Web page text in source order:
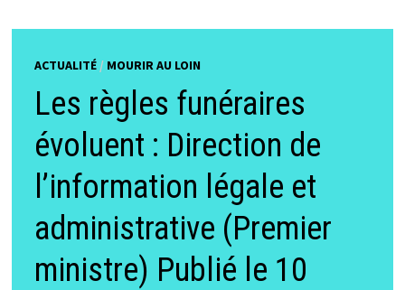
ACTUALITÉ/ MOURIR AU LOIN
Les règles funéraires
évoluent : Direction de
l’information légale et
administrative (Premier
ministre) Publié le 10